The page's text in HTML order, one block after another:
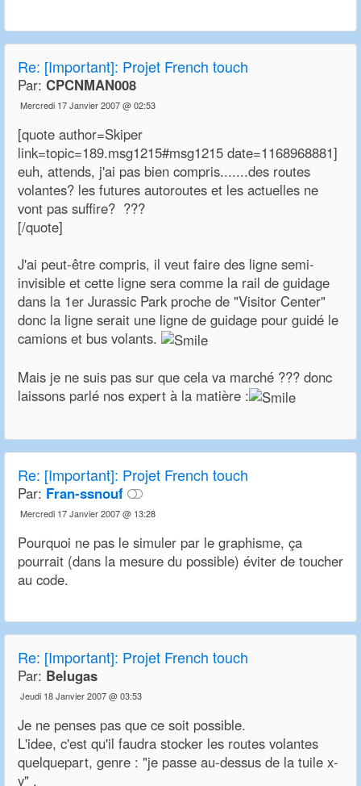
Re: [Important]: Projet French touch
Par: CPCNMAN008
Mercredi 17 Janvier 2007 @ 02:53
[quote author=Skiper
link=topic=189.msg1215#msg1215 date=1168968881]
euh, attends, j'ai pas bien compris.......des routes
volantes? les futures autoroutes et les actuelles ne
vont pas suffire? ???
[/quote]
J'ai peut-être compris, il veut faire des ligne semi-
invisible et cette ligne sera comme la rail de guidage
dans la 1er Jurassic Park proche de "Visitor Center"
donc la ligne serait une ligne de guidage pour guidé le
camions et bus volants.
Mais je ne suis pas sur que cela va marché ??? donc
laissons parlé nos expert à la matière :
Re: [Important]: Projet French touch
Par: Fran-ssnouf
Mercredi 17 Janvier 2007 @ 13:28
Pourquoi ne pas le simuler par le graphisme, ça
pourrait (dans la mesure du possible) éviter de toucher
au code.
Re: [Important]: Projet French touch
Par: Belugas
Jeudi 18 Janvier 2007 @ 03:53
Je ne penses pas que ce soit possible.
L'idee, c'est qu'il faudra stocker les routes volantes
quelquepart, genre : "je passe au-dessus de la tuile x-
y" .